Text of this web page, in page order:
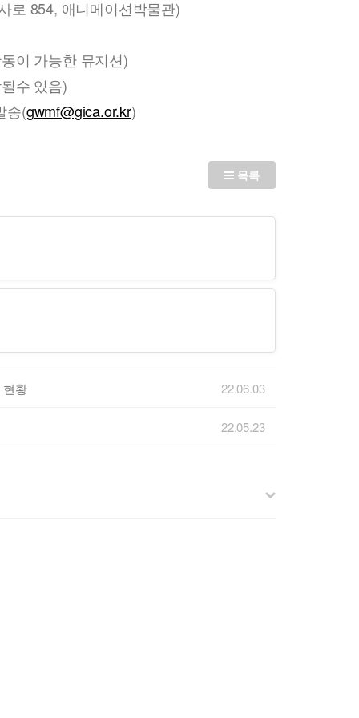
로 854, 애니메이션박물관)
이 가능한 뮤지션)
수 있음)
송(gwmf@gica.or.kr)
목록
현황 22.06.03
22.05.23